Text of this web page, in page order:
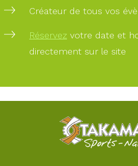
Créateur de tous vos
Réservez votre date et
directement sur le site